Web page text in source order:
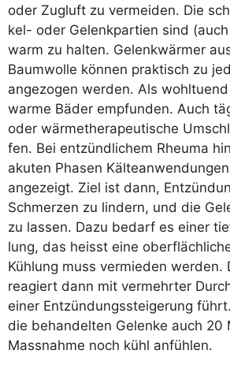
oder Zug­luft zu ver­mei­den. Die
kel- oder Gelenk­par­tien sind
warm zu hal­ten. Gelenk­wär­mer
Baum­wol­le kön­nen prak­tisch zu
ange­zo­gen wer­den. Als
war­me Bäder emp­fun­den. Auch
oder wär­me­the­ra­peu­ti­sche
fen. Bei ent­zünd­li­chem Rheu­ma
aku­ten Pha­sen
ange­zeigt. Ziel ist dann,
Schmer­zen zu lin­dern, und die
zu las­sen. Dazu bedarf es einer
lung, das heisst eine
Küh­lung muss ver­mie­den wer­den.
reagiert dann mit ver­mehr­ter
einer Ent­zün­dungs­stei­ge­rung
die behan­del­ten Gelen­ke auch 20
Mass­nah­me noch kühl anfühlen.